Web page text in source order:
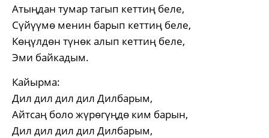
Атыңдан тумар тагып кеттиң беле,
Сүйүүмө менин барып кеттиң беле,
Көңүлдөн түнөк алып кеттиң беле,
Эми байкадым.
Кайырма:
Дил дил дил дил Дилбарым,
Айтсаң боло жүрөгүңдө ким барын,
Дил дил дил дил Дилбарым,